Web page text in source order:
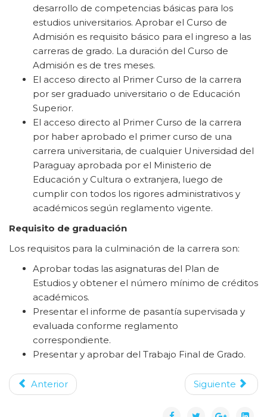
desarrollo de competencias básicas para los
estudios universitarios. Aprobar el Curso de
Admisión es requisito básico para el ingreso a las
carreras de grado. La duración del Curso de
Admisión es de tres meses.
El acceso directo al Primer Curso de la carrera
por ser graduado universitario o de Educación
Superior.
El acceso directo al Primer Curso de la carrera
por haber aprobado el primer curso de una
carrera universitaria, de cualquier Universidad del
Paraguay aprobada por el Ministerio de
Educación y Cultura o extranjera, luego de
cumplir con todos los rigores administrativos y
académicos según reglamento vigente.
Requisito de graduación
Los requisitos para la culminación de la carrera son:
Aprobar todas las asignaturas del Plan de
Estudios y obtener el número mínimo de créditos
académicos.
Presentar el informe de pasantía supervisada y
evaluada conforme reglamento
correspondiente.
Presentar y aprobar del Trabajo Final de Grado.
Anterior Siguiente